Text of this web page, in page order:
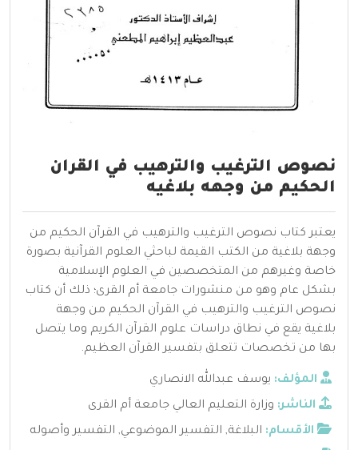
نصوص الترغيب والترهيب في القران
الحكيم من وجهه بلاغيه
يعتبر كتاب نصوص الترغيب والترهيب في القرآن الحكيم من
وجهة بلاغية من الكتب القيمة لباحثي العلوم القرآنية بصورة
خاصة وغيرهم من المتخصصين في العلوم الإسلامية
بشكل عام وهو من منشورات جامعة أم القرى؛ ذلك أن كتاب
نصوص الترغيب والترهيب في القرآن الحكيم من وجهة
بلاغية يقع في نطاق دراسات علوم القرآن الكريم وما يتصل
بها من تخصصات تتعلق بتفسير القرآن العظيم.
المؤلف: يوسف عبدالله الانصاري
الناشر: وزارة التعليم العالي جامعة أم القرى
الأقسام: البلاغة, التفسير الموضوعي, التفسير وأصوله